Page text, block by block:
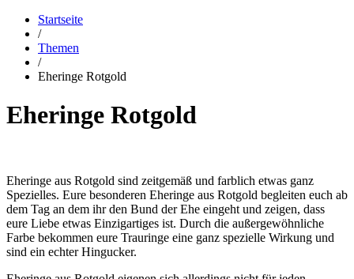
Startseite
/
Themen
/
Eheringe Rotgold
Eheringe Rotgold
Eheringe aus Rotgold sind zeitgemäß und farblich etwas ganz
Spezielles. Eure besonderen Eheringe aus Rotgold begleiten euch ab
dem Tag an dem ihr den Bund der Ehe eingeht und zeigen, dass
eure Liebe etwas Einzigartiges ist. Durch die außergewöhnliche
Farbe bekommen eure Trauringe eine ganz spezielle Wirkung und
sind ein echter Hingucker.